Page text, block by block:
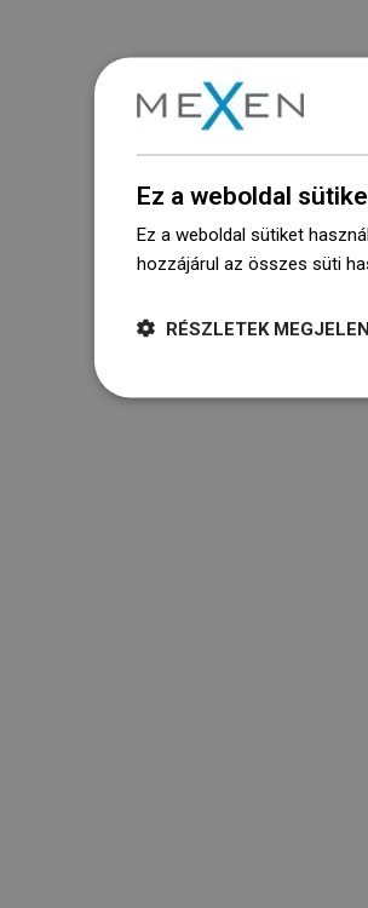
Ez a weboldal
Ez a weboldal sütiket
hozzájárul az összes süti
RÉSZLETEK